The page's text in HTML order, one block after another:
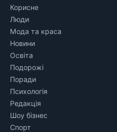
Корисне
Люди
Мода та краса
Новини
Освіта
Подорожі
Поради
Психологія
Редакція
Шоу бізнес
Спорт